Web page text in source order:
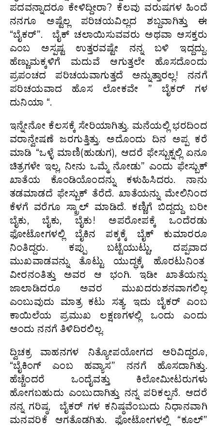
ಪದವನ್ನಾದರೂ ಕೇಳಿದ್ದೀರಾ? ಕೆಲವು ವರುಷಗಳ ಹಿಂದೆ
ನನಗೂ ಅಷ್ಟೆಲ್ಲ ಪರಿಚಯವಿಲ್ಲದ ಶಬ್ದವಾಗಿತ್ತು ಈ
“ಬೈಕರ್”. ಬೈಕ್ ಚಲಾಯಿಸುವವರು ಅಥವಾ ಆಸಕ್ತರು
ಎಂಬ ಅಸ್ಪಷ್ಟ ಉತ್ತರವಷ್ಟೇ ನನ್ನ ಬಳಿ ಇದ್ದದ್ದು.
ಹೆಣ್ಣುಮಕ್ಕಳಿಗೆ ಮದುವೆ ಆಗುತ್ತಲೇ ಹೊಸದೊಂದು
ಪ್ರಪಂಚದ ಪರಿಚಯವಾಗುತ್ತದೆ ಅನ್ನುತ್ತಾರಲ್ಲ! ನನಗೆ
ಪರಿಚಯವಾದ ಹೊಸ ಲೋಕವೇ ” ಬೈಕರ್ ಗಳ
ದುನಿಯಾ “.
ಇನ್ನೇನೋ ಕೆಲಸಕ್ಕೆ ಸೇರಿಯಾಗಿತ್ತು. ಮನೆಯಲ್ಲಿ ಭರದಿಂದ
ವರಾನ್ವೇಷಣೆ ಜರಗುತ್ತಿತ್ತು. ಅದೊಂದು ದಿನ ಅಪ್ಪ ಕರೆ
ಮಾಡಿ “ಒಳ್ಳೆ ಮಾಣಿ(ಹುಡುಗ), ಆದರೆ ಫೇಸ್ಬುಕ್ನಲ್ಲಿ ಏನೂ
ಚಿತ್ರಗಳೇ ಇಲ್ಲ, ನೀನು ಒಮ್ಮೆ ನೋಡು” ಎಂದು ಫೇಸ್ಬುಕ್
ಖಾತೆಯ ಕೊಂಡಿಯೊಂದನ್ನು ಕಳುಹಿಸಿದರು. ನಾನು
ತಡಮಾಡದೆ ಫೇಸ್ಬುಕ್ ತೆರೆದೆ. ಖಾತೆಯನ್ನು ಮೇಲಿನಿಂದ
ಕೆಳಗೆ ವರೆಗೂ ಸ್ಕ್ರಾಲ್ ಮಾಡಿದೆ. ಕಣ್ಣಿಗೆ ಬಿದ್ದದ್ದು ಬರೀ
ಬೈಕು, ಬೈಕು, ಬೈಕು! ಅಪರೋಪಕ್ಕೆ ಒಂದೆರಡು
ಫೋಟೋಗಳಲ್ಲಿ ಬೈಕಿನ ಪಕ್ಕಕ್ಕೆ ಬೈಕ್ ಕುಮಾರರೂ
ನಿಂತಿದ್ದರು. ಕಪ್ಪು ಬಟ್ಟೆಯುಟ್ಟು, ದಪ್ಪವಾದ
ಮುಖವಾಡವನ್ನು ತೊಟ್ಟು ಯುದ್ಧಕ್ಕೆ ಹೊರಟುನಿಂತ
ವೀರನಂತಿತ್ತು ಅವರ ಆ ಭಂಗಿ. ಇಡೀ ಖಾತೆಯನ್ನು
ಜಾಲಾಡಿದರೂ ಅವರ ಮುಖದರುಶನವಾಗಲಿಲ್ಲ
ಎಂಬುವುದು ಮಾತ್ರ ಕಟು ಸತ್ಯ. ಇದು ಬೈಕರ್ ಎಂಬ
ಕಾಯಿಲೆಯ ಪ್ರಮುಖ ಲಕ್ಷಣಗಳಲ್ಲಿ ಒಂದು ಎಂದು
ಅಂದು ನನಗೆ ತಿಳಿದಿರಲಿಲ್ಲ.
ದ್ವಿಚಕ್ರ ವಾಹನಗಳ ನಿತ್ಯೋಪಯೋಗದ ಅರಿವಿದ್ದರೂ,
“ಬೈಕಿಂಗ್ ಎಂಬ ಹವ್ಯಾಸ” ನನಗೆ ಹೊಸದಾಗಿತ್ತು.
ಹೆಚ್ಚೆಂದರೆ ಒಂದೈವತ್ತು ಕಿಲೋಮೀಟರುಗಳು
ಹೋಗಬಹುದು ಎಂಬುದಾಗಿತ್ತು ನನ್ನ ಪರಿಕಲ್ಪನೆ. ಆದರೆ
ನನ್ನ ಗರಿಷ್ಠ, ಬೈಕರ್ ಗಳ ಕನಿಷ್ಠವೆಂಬುದು ನಿಧಾನವಾಗಿ
ಮನವರಿಕೆ ಆಗತೊಡಗಿತು. ಫೋಟೋಗಳಲ್ಲಿ “ಕೂಲ್”